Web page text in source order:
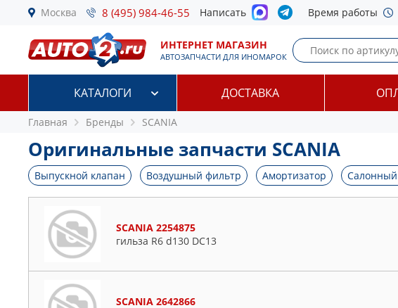
Москва 8 (495) 984-46-55 Написать Время работы
ИНТЕРНЕТ МАГАЗИН
АВТОЗАПЧАСТИ ДЛЯ ИНОМАРОК
КАТАЛОГИ ДОСТАВКА
Главная Бренды SCANIA
Оригинальные запчасти SCANIA
Выпускной клапан Воздушный фильтр Амортизатор
SCANIA 2254875
гильза R6 d130 DC13
SCANIA 2642866